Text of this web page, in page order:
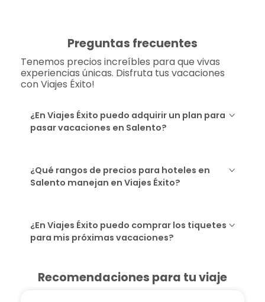
Preguntas frecuentes
Tenemos precios increíbles para que vivas
experiencias únicas. Disfruta tus vacaciones
con Viajes Éxito!
¿En Viajes Éxito puedo adquirir un plan para
pasar vacaciones en Salento?
¿Qué rangos de precios para hoteles en
Salento manejan en Viajes Éxito?
¿En Viajes Éxito puedo comprar los tiquetes
para mis próximas vacaciones?
Recomendaciones para tu viaje